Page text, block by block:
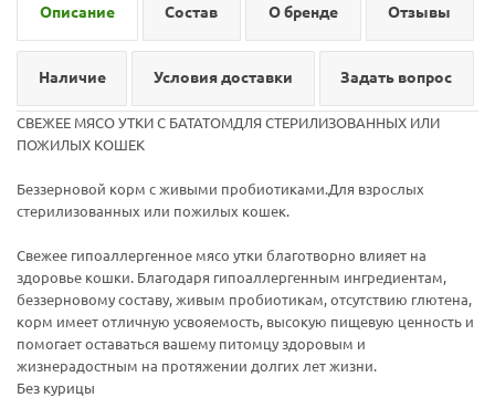
Описание Состав О бренде Отзывы
Наличие Условия доставки Задать вопрос
СВЕЖЕЕ МЯСО УТКИ С БАТАТОМДЛЯ СТЕРИЛИЗОВАННЫХ ИЛИ
ПОЖИЛЫХ КОШЕК
Беззерновой корм с живыми пробиотиками.Для взрослых
стерилизованных или пожилых кошек.
Свежее гипоаллергенное мясо утки благотворно влияет на
здоровье кошки. Благодаря гипоаллергенным ингредиентам,
беззерновому составу, живым пробиотикам, отсутствию глютена,
корм имеет отличную усвояемость, высокую пищевую ценность и
помогает оставаться вашему питомцу здоровым и
жизнерадостным на протяжении долгих лет жизни.
Без курицы